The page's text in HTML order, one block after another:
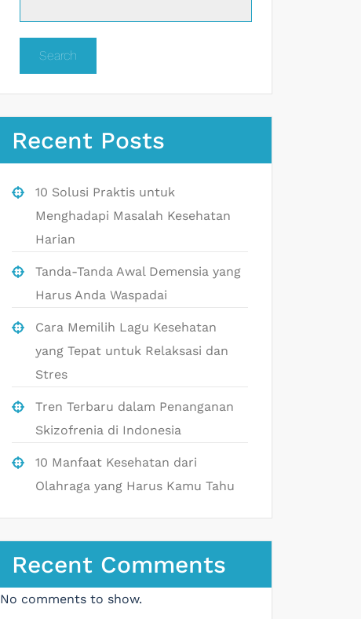
Search
Recent Posts
10 Solusi Praktis untuk
Menghadapi Masalah Kesehatan
Harian
Tanda-Tanda Awal Demensia yang
Harus Anda Waspadai
Cara Memilih Lagu Kesehatan
yang Tepat untuk Relaksasi dan
Stres
Tren Terbaru dalam Penanganan
Skizofrenia di Indonesia
10 Manfaat Kesehatan dari
Olahraga yang Harus Kamu Tahu
Recent Comments
No comments to show.